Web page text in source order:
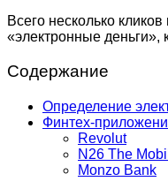
Всего несколько
«электронные деньги»,
Содержание
Определение
Финтех-
Revolut
N26 The
Monzo Bank